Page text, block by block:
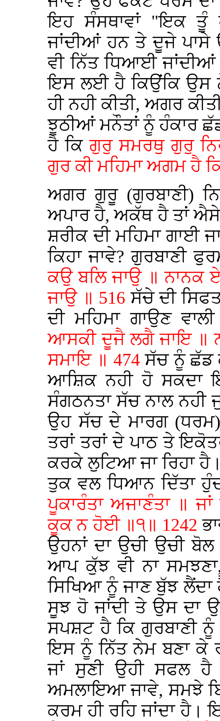
ਇਹ ਸੰਸਥਾਵਾਂ "ਇਕ ਤੂੰ
ਜਾਂਦੀਆਂ ਹਨ ਤੇ ਦੂਜੇ ਪਾਸੇ
ਵੀ ਨਿੱਤ ਧਿਆਈ ਜਾਂਦੀਆਂ
ਇਸ ਲਈ ਹੈ ਕਿਉਂਕਿ ਉਸ
ਹੀ ਨਹੀ ਕੀਤੀ, ਅਗਰ
ਝੂਠੀਆਂ ਮਨੌਤਾਂ ਨੂੰ ਹੰਕਾਰ
ਹੈ ਕਿਗੁਰੁ ਸਮਰਥੁ ਗੁਰੁ
ਗੁਰ ਕੀ ਮਹਿਮਾ ਅਗਮ ਹੈ
ਅਗਰ ਗੁਰੂ (ਗੁਰਬਾਣੀ)
ਅਪਾਰ ਹੈ, ਅਕੱਥ ਹੈ ਤਾਂ
ਸ਼ਰੀਕ ਦੀ ਮਹਿਮਾ ਗਾਈ
ਕਿਹਾ ਜਾਵੇ? ਗੁਰਬਾਣੀ
ਕਉ ਬਲਿ ਜਾਉ ॥ ਨਾਨਕ
ਜਾਉ ॥ 516ਸੱਚੇ ਦੀ
ਦੀ ਮਹਿਮਾ ਗਾਉਣ
ਆਸਕੀ ਦੂਜੈ ਲਗੈ ਜਾਇ ॥
ਸਮਾਇ ॥ 474ਸੱਚ ਨੂੰ ਛੱਡ
ਆਸ਼ਿਕ ਨਹੀ ਹੋ ਸਕਦਾ
ਸੰਗਠਨਤਾ ਸੱਚ ਨਾਲ ਨਹੀ
ਉਹ ਸੱਚ ਦੇ ਮਾਰਗ
ਤਰਾਂ ਤਰਾਂ ਦੇ ਪਾਠ ਤੇ
ਕਰਕੇ ਲੁਟਿਆ ਜਾ ਰਿਹਾ
ਤੁਕ ਵਲ ਧਿਆਨ ਦਿੱਤਾ
ਪੂਕਾਰੰਤਾ ਅਜਾਣੰਤਾ ॥
ਕੂਕ ਨ ਹੋਈ ॥੧॥ 1242
ਉਹਨਾਂ ਦਾ ਉਚੀ ਉਚੀ
ਆਪ ਕੁੱਝ ਵੀ ਨਾ
ਸਿਖਿਆ ਨੂੰ ਜਾਣ ਬੁੱਝ ਲੈਂਦਾ
ਸੂਝ ਹੋ ਜਾਂਦੀ ਤੇ ਉਸ ਦਾ
ਸਪਸ਼ਟ ਹੈ ਕਿ ਗੁਰਬਾਣੀ
ਇਸ ਨੂੰ ਨਿੱਤ ਨੇਮ ਬਣਾ ਕੇ
ਜਾਂ ਸੁਣੀ ਉਹੀ ਸਫਲ
ਅਮਲਾਇਆ ਜਾਵੇ, ਸਮਝੇ
ਕਰਮ ਹੀ ਰਹਿ ਜਾਂਦਾ ਹੈ।